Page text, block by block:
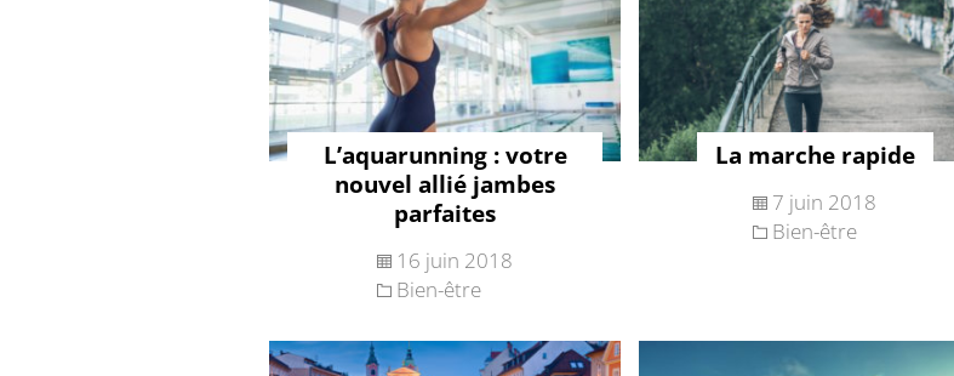
L’aquarunning : votre
nouvel allié jambes
parfaites
16 juin 2018
Bien-être
La marche rapide
7 juin 2018
Bien-être